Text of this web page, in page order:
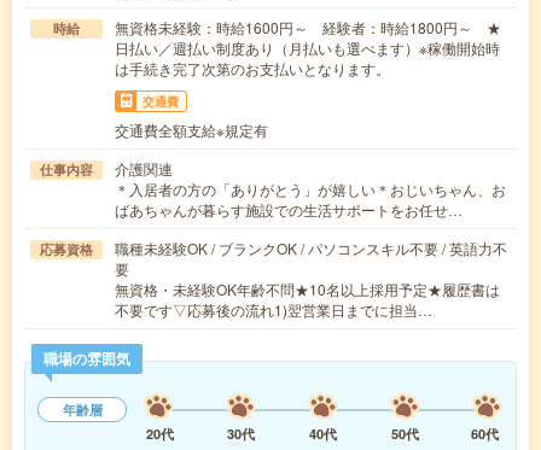
時給
無資格未経験：時給1600円～ 経験者：時給1800円～ ★
日払い／週払い制度あり（月払いも選べます）※稼働開始時
は手続き完了次第のお支払いとなります。
交通費
交通費全額支給※規定有
仕事内容
介護関連
＊入居者の方の「ありがとう」が嬉しい＊おじいちゃん、お
ばあちゃんが暮らす施設での生活サポートをお任せ…
応募資格
職種未経験OK / ブランクOK / パソコンスキル不要 / 英語力不
要
無資格・未経験OK年齢不問★10名以上採用予定★履歴書は
不要です▽応募後の流れ1)翌営業日までに担当…
職場の雰囲気
年齢層
20代
30代 40代 50代
60代